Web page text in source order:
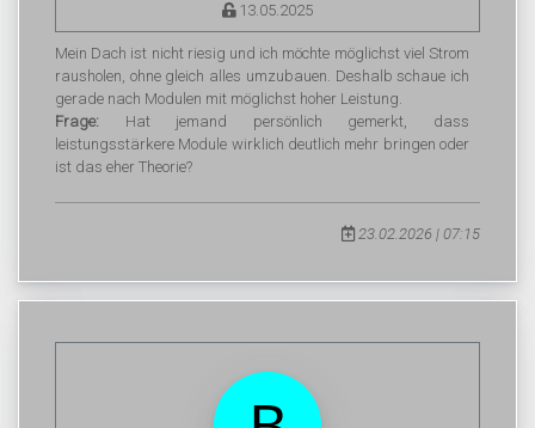
13.05.2025
Mein Dach ist nicht riesig und ich möchte möglichst viel Strom
rausholen, ohne gleich alles umzubauen. Deshalb schaue ich
gerade nach Modulen mit möglichst hoher Leistung.
Frage: Hat jemand persönlich gemerkt, dass
leistungsstärkere Module wirklich deutlich mehr bringen oder
ist das eher Theorie?
23.02.2026 | 07:15